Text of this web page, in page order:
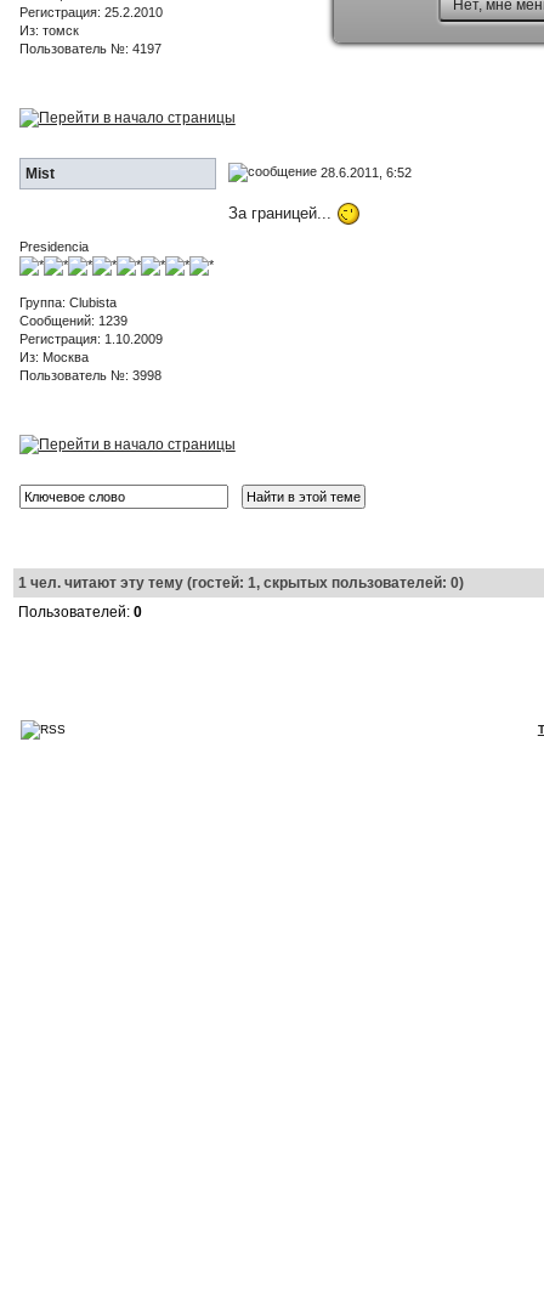
Нет, мне
Регистрация: 25.2.2010
Из: томск
Пользователь №: 4197
Mist 28.6.2011, 6:52
Presidencia
Группа: Clubista
Сообщений: 1239
Регистрация: 1.10.2009
Из: Москва
Пользователь №: 3998
За границей...
1чел. читают эту тему (гостей: 1, скрытых пользователей: 0)
Пользователей: 0